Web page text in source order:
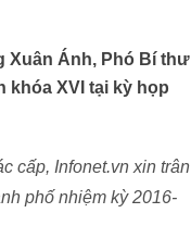
Xuân Ánh, Phó Bí thư
khóa XVI tại kỳ họp
cấp, Infonet.vn xin trân
phố nhiệm kỳ 2016-